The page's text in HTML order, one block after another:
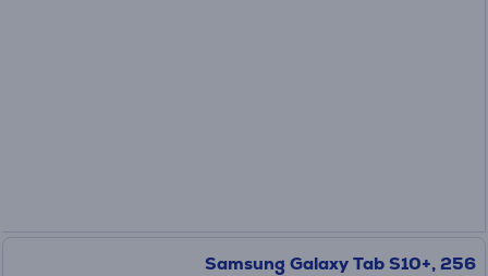
Samsung Galaxy Tab S10+, 256